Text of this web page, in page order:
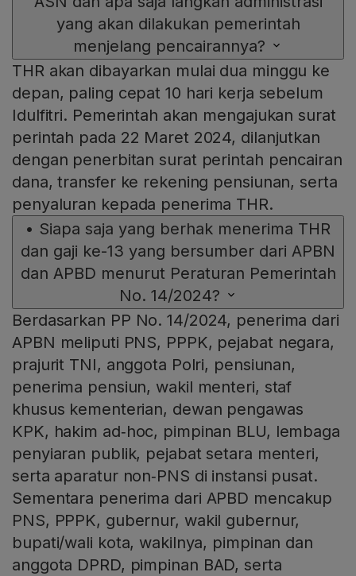
yang akan dilakukan pemerintah
menjelang pencairannya?
THR akan dibayarkan mulai dua minggu ke
depan, paling cepat 10 hari kerja sebelum
Idulfitri. Pemerintah akan mengajukan surat
perintah pada 22 Maret 2024, dilanjutkan
dengan penerbitan surat perintah pencairan
dana, transfer ke rekening pensiunan, serta
penyaluran kepada penerima THR.
• Siapa saja yang berhak menerima THR
dan gaji ke-13 yang bersumber dari APBN
dan APBD menurut Peraturan Pemerintah
No. 14/2024?
Berdasarkan PP No. 14/2024, penerima dari
APBN meliputi PNS, PPPK, pejabat negara,
prajurit TNI, anggota Polri, pensiunan,
penerima pensiun, wakil menteri, staf
khusus kementerian, dewan pengawas
KPK, hakim ad‑hoc, pimpinan BLU, lembaga
penyiaran publik, pejabat setara menteri,
serta aparatur non‑PNS di instansi pusat.
Sementara penerima dari APBD mencakup
PNS, PPPK, gubernur, wakil gubernur,
bupati/wali kota, wakilnya, pimpinan dan
anggota DPRD, pimpinan BAD, serta